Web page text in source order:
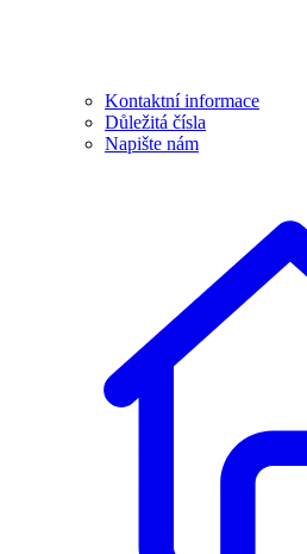
Kontaktní informace
Důležitá čísla
Napište nám